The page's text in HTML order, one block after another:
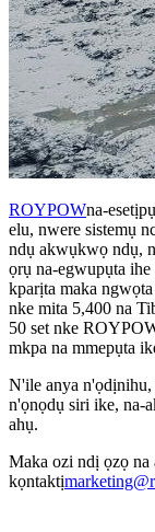
ROYPOWna-
elu, nwere sistemụ
ndụ akwụkwọ ndụ,
ọrụ na-egwupụta
kparịta maka
nke mita 5,400 na
50 set nke
mkpa na mmepụta
N'ile anya
n'ọnọdụ siri ike, na-
ahụ.
Maka ozi ndị ọzọ na
kọntaktị